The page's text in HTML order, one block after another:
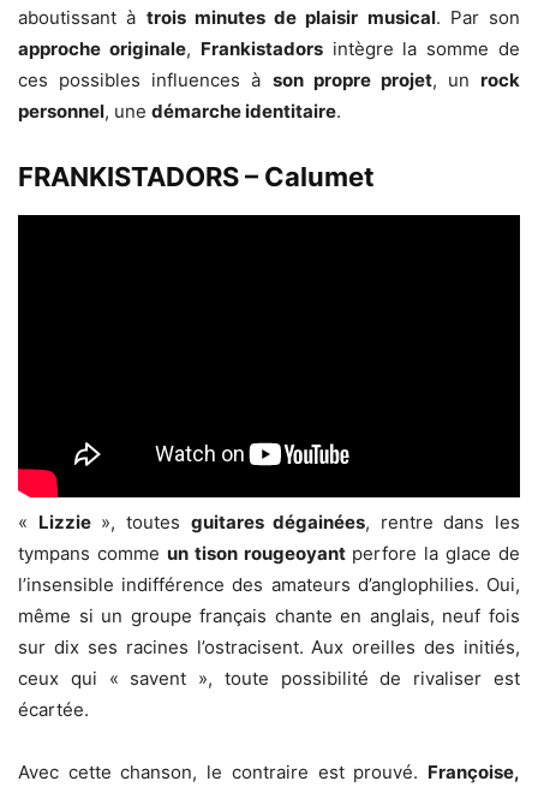
aboutissant à trois minutes de plaisir musical. Par son
approche originale, Frankistadorsintègre la somme de
ces possibles influences à son propre projet, un rock
personnel, une démarche identitaire.
FRANKISTADORS – Calumet
« Lizzie», toutes guitares dégainées, rentre dans les
tympans comme un tison rougeoyantperfore la glace de
l’insensible indifférence des amateurs d’anglophilies. Oui,
même si un groupe français chante en anglais, neuf fois
sur dix ses racines l’ostracisent. Aux oreilles des initiés,
ceux qui « savent », toute possibilité de rivaliser est
écartée.
Avec cette chanson, le contraire est prouvé. Françoise,